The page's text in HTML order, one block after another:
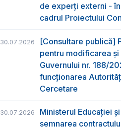
de experți externi -
cadrul Proiectului
30.07.2026
[Consultare publică]
pentru modificarea
Guvernului nr. 188/
funcţionarea
Cercetare
30.07.2026
Ministerul Educației
semnarea